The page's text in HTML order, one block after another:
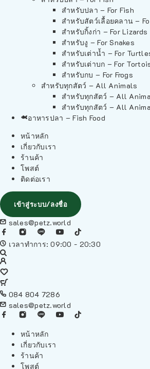
สำหรับปลา – For Fish
สำหรับสัตว์เลื้อยคลาน –
สำหรับกิ้งก่า – For Lizards
สำหรับงู – For Snakes
สำหรับเต่าน้ำ – For
สำหรับเต่าบก – For
สำหรับกบ – For Frogs
สำหรับทุกสัตว์ – All Animals
สำหรับทุกสัตว์ – All
สำหรับทุกสัตว์ – All
อาหารปลา – Fish Food
หน้าหลัก
เกี่ยวกับเรา
ร้านค้า
โพสต์
ติดต่อเรา
เข้าสู่ระบบ/ลงชื่อ
sales@petz.world
เวลาทำการ: 09:00 - 20:30
084 804 7286
sales@petz.world
หน้าหลัก
เกี่ยวกับเรา
ร้านค้า
โพสต์